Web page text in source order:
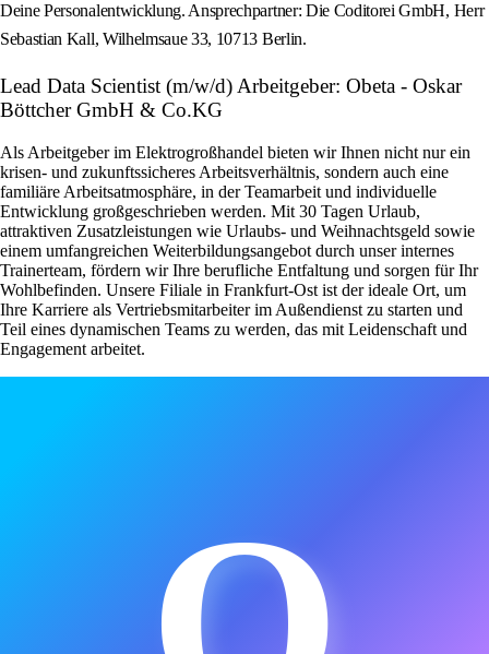
Deine Personalentwicklung. Ansprechpartner: Die Coditorei GmbH, Herr
Sebastian Kall, Wilhelmsaue 33, 10713 Berlin.
Lead Data Scientist (m/w/d) Arbeitgeber: Obeta - Oskar
Böttcher GmbH & Co.KG
Als Arbeitgeber im Elektrogroßhandel bieten wir Ihnen nicht nur ein
krisen- und zukunftssicheres Arbeitsverhältnis, sondern auch eine
familiäre Arbeitsatmosphäre, in der Teamarbeit und individuelle
Entwicklung großgeschrieben werden. Mit 30 Tagen Urlaub,
attraktiven Zusatzleistungen wie Urlaubs- und Weihnachtsgeld sowie
einem umfangreichen Weiterbildungsangebot durch unser internes
Trainerteam, fördern wir Ihre berufliche Entfaltung und sorgen für Ihr
Wohlbefinden. Unsere Filiale in Frankfurt-Ost ist der ideale Ort, um
Ihre Karriere als Vertriebsmitarbeiter im Außendienst zu starten und
Teil eines dynamischen Teams zu werden, das mit Leidenschaft und
Engagement arbeitet.